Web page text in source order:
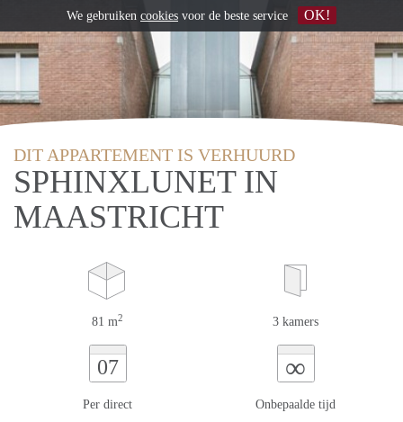
DIT APPARTEMENT IS VERHUURD
SPHINXLUNET IN
MAASTRICHT
81 m2 3 kamers
07
Per direct
∞
Onbepaalde tijd
We gebruiken cookies voor de beste service OK!